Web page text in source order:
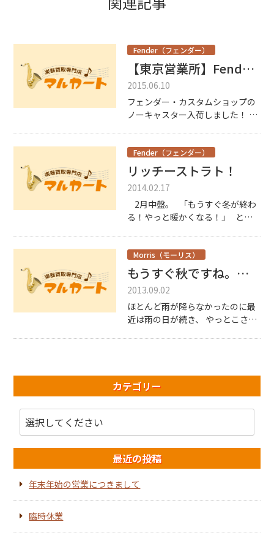
Fender（フェンダー）
【東京営業所】Fender Custom Shop 1951Nocaster入荷しました！
2015.06.10
フェンダー・カスタムショップの
ノーキャスター入荷しました！ ブ
「うちのドラムと同じ名前や
ん！」と言われてからヘッドのロ
ゴが取り外されたころの復刻モデ
ルです。 モ […]
Fender（フェンダー）
リッチーストラト！
2014.02.17
2月中盤。 「もうすぐ冬が終わ
る！やっと暖かくなる！」 と思
け？」 と、毎 […]
Morris（モーリス）
もうすぐ秋ですね。楽器してみませんか？
2013.09.02
ほとんど雨が降らなかったのに最
近は雨の日が続き、 やっとこさ涼
カテゴリー
最近の投稿
年末年始の営業につきまして
臨時休業